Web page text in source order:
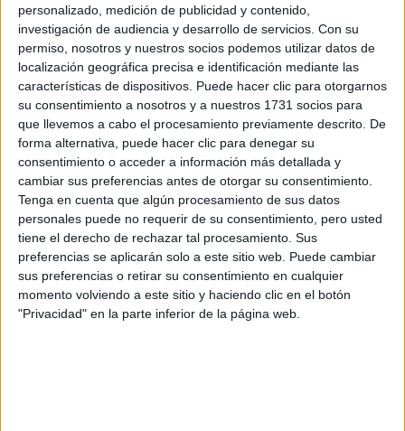
personalizado, medición de publicidad y contenido,
investigación de audiencia y desarrollo de servicios. Con su
permiso, nosotros y nuestros socios podemos utilizar datos de
localización geográfica precisa e identificación mediante las
características de dispositivos. Puede hacer clic para otorgarnos
su consentimiento a nosotros y a nuestros 1731 socios para
que llevemos a cabo el procesamiento previamente descrito. De
forma alternativa, puede hacer clic para denegar su
consentimiento o acceder a información más detallada y
cambiar sus preferencias antes de otorgar su consentimiento.
Tenga en cuenta que algún procesamiento de sus datos
personales puede no requerir de su consentimiento, pero usted
tiene el derecho de rechazar tal procesamiento. Sus
preferencias se aplicarán solo a este sitio web. Puede cambiar
sus preferencias o retirar su consentimiento en cualquier
momento volviendo a este sitio y haciendo clic en el botón
"Privacidad" en la parte inferior de la página web.
Soy:*
Chico
Chica
¿En qué año terminas (o terminaste) bachillerato o FP?
Soy estudiante de:*
Términos y Condiciones de Uso
Aceptolos Términos y Condicionesde uso*